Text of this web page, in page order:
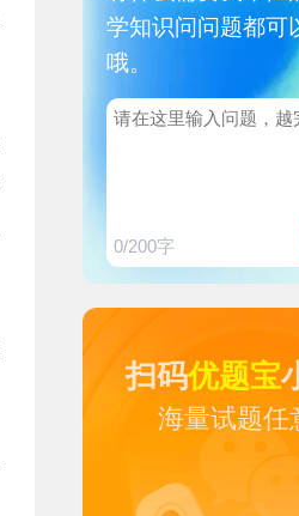
学知识问问题都可
哦。
0/200字
扫码优题宝
海量试题任